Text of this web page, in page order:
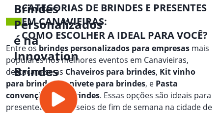
Brindes
Personalizados
é na
Innovation
Brindes
CATEGORIAS DE BRINDES E PRESENTES
EM CANAVIEIRAS:
COMO ESCOLHER A IDEAL PARA VOCÊ?
Entre osbrindes personalizados para empresas mais
populares nos melhores eventos em Canavieiras,
destacam-se as Chaveiros para brindes, Kit vinho
para brindes,Canivete para brindes, e Pasta
convenção para brindes. Essas opções são ideais para
presentear em passeios de fim de semana na cidade de